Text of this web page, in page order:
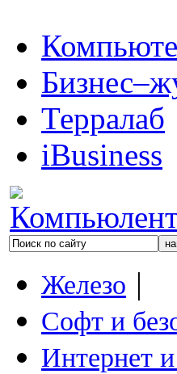
Терралаб
iBusiness
Железо |
Софт и
Интернет и